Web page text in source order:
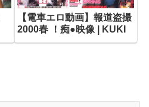
【電車エロ動画】報道盗撮
2000春 ！痴●映像 | KUKI